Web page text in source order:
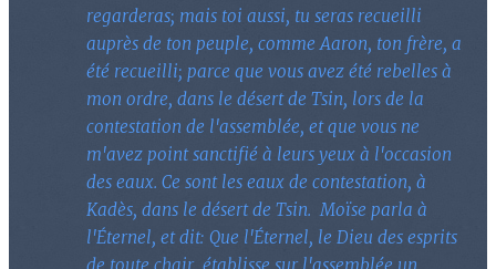
regarderas; mais toi aussi, tu seras recueilli
auprès de ton peuple, comme Aaron, ton frère, a
été recueilli; parce que vous avez été rebelles à
mon ordre, dans le désert de Tsin, lors de la
contestation de l'assemblée, et que vous ne
m'avez point sanctifié à leurs yeux à l'occasion
des eaux. Ce sont les eaux de contestation, à
Kadès, dans le désert de Tsin. Moïse parla à
l'Éternel, et dit: Que l'Éternel, le Dieu des esprits